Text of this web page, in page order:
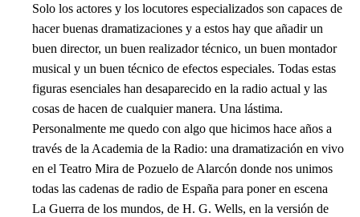
Solo los actores y los locutores especializados son capaces de
hacer buenas dramatizaciones y a estos hay que añadir un
buen director, un buen realizador técnico, un buen montador
musical y un buen técnico de efectos especiales. Todas estas
figuras esenciales han desaparecido en la radio actual y las
cosas de hacen de cualquier manera. Una lástima.
Personalmente me quedo con algo que hicimos hace años a
través de la Academia de la Radio: una dramatización en vivo
en el Teatro Mira de Pozuelo de Alarcón donde nos unimos
todas las cadenas de radio de España para poner en escena
La Guerra de los mundos, de H. G. Wells, en la versión de